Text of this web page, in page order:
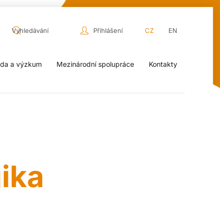
Přihlášení CZ EN
a výzkum Mezinárodní spolupráce Kontakty